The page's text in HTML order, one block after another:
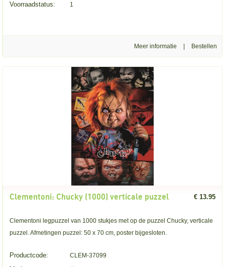
Voorraadstatus: 1
Meer informatie
Clementoni: Chucky (1000) verticale puzzel € 13.95
Clementoni legpuzzel van 1000 stukjes met op de puzzel Chucky, verticale
puzzel. Afmetingen puzzel: 50 x 70 cm, poster bijgesloten.
Productcode: CLEM-37099